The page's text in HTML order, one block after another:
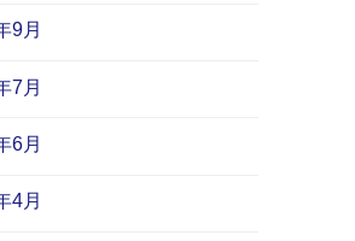
9月
7月
6月
4月